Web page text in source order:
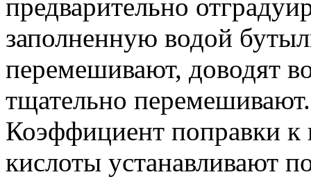
предварительно
заполненную водой
перемешивают, доводят
тщательно перемешивают.
Коэффициент поправки к
кислоты устанавливают